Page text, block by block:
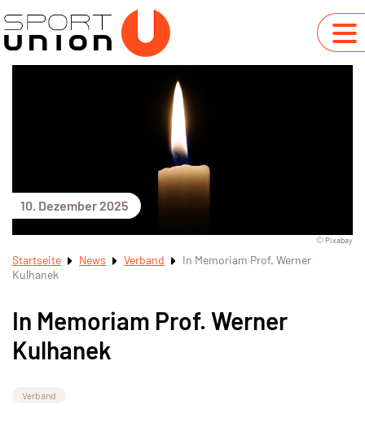
10. Dezember 2025
© Pixabay
Startseite News Verband
In Memoriam Prof. Werner
Kulhanek
In Memoriam Prof. Werner
Kulhanek
Verband